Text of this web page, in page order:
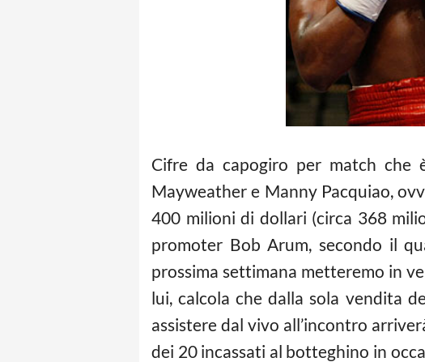
Cifre da capogiro per match che
Mayweather e Manny Pacquiao,
400 milioni di dollari (circa 368
promoter Bob Arum, secondo il
prossima settimana metteremo in
lui, calcola che dalla sola vendita
assistere dal vivo all’incontro
dei 20 incassati al botteghino in